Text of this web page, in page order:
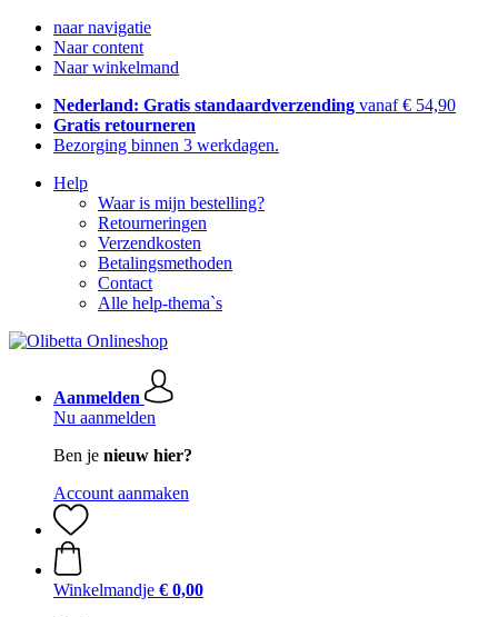
naar navigatie
Naar content
Naar winkelmand
Nederland: Gratis standaardverzending vanaf € 54,90
Gratis retourneren
Bezorging binnen 3 werkdagen.
Help
Waar is mijn bestelling?
Retourneringen
Verzendkosten
Betalingsmethoden
Contact
Alle help-thema`s
Aanmelden
Nu aanmelden
Ben je nieuw hier?
Account aanmaken
Winkelmandje € 0,00